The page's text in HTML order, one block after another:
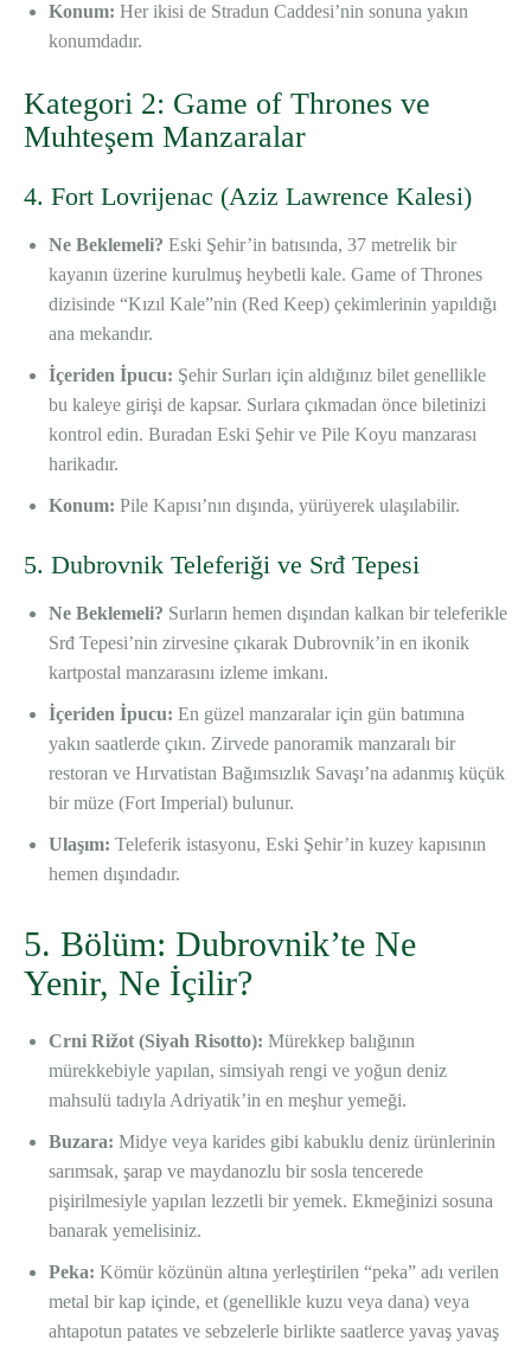
Konum: Her ikisi de Stradun Caddesi’nin sonuna yakın
konumdadır.
Kategori 2: Game of Thrones ve
Muhteşem Manzaralar
4. Fort Lovrijenac (Aziz Lawrence Kalesi)
Ne Beklemeli? Eski Şehir’in batısında, 37 metrelik bir
kayanın üzerine kurulmuş heybetli kale. Game of Thrones
dizisinde “Kızıl Kale”nin (Red Keep) çekimlerinin yapıldığı
ana mekandır.
İçeriden İpucu: Şehir Surları için aldığınız bilet genellikle
bu kaleye girişi de kapsar. Surlara çıkmadan önce biletinizi
kontrol edin. Buradan Eski Şehir ve Pile Koyu manzarası
harikadır.
Konum: Pile Kapısı’nın dışında, yürüyerek ulaşılabilir.
5. Dubrovnik Teleferiği ve Srđ Tepesi
Ne Beklemeli? Surların hemen dışından kalkan bir teleferikle
Srđ Tepesi’nin zirvesine çıkarak Dubrovnik’in en ikonik
kartpostal manzarasını izleme imkanı.
İçeriden İpucu: En güzel manzaralar için gün batımına
yakın saatlerde çıkın. Zirvede panoramik manzaralı bir
restoran ve Hırvatistan Bağımsızlık Savaşı’na adanmış küçük
bir müze (Fort Imperial) bulunur.
Ulaşım: Teleferik istasyonu, Eski Şehir’in kuzey kapısının
hemen dışındadır.
5. Bölüm: Dubrovnik’te Ne
Yenir, Ne İçilir?
Crni Rižot (Siyah Risotto): Mürekkep balığının
mürekkebiyle yapılan, simsiyah rengi ve yoğun deniz
mahsulü tadıyla Adriyatik’in en meşhur yemeği.
Buzara: Midye veya karides gibi kabuklu deniz ürünlerinin
sarımsak, şarap ve maydanozlu bir sosla tencerede
pişirilmesiyle yapılan lezzetli bir yemek. Ekmeğinizi sosuna
banarak yemelisiniz.
Peka: Kömür közünün altına yerleştirilen “peka” adı verilen
metal bir kap içinde, et (genellikle kuzu veya dana) veya
ahtapotun patates ve sebzelerle birlikte saatlerce yavaş yavaş